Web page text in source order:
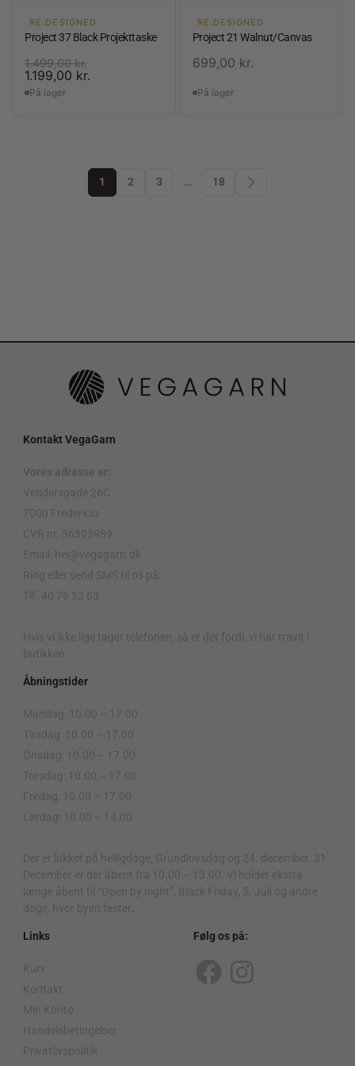
RE:DESIGNED
Project 37 Black Projekttaske
1.499,00kr.
1.199,00 kr.
På lager
RE:DESIGNED
Project 21 Walnut/Canvas
699,00 kr.
På lager
1 2 3 … 18
Kontakt VegaGarn
Vores adresse er:
Vendersgade 26C
7000 Fredericia
CVR nr. 36593989
Email: hej@vegagarn.dk
Ring eller send SMS til os på:
Tlf. 40 76 53 63
Hvis vi ikke lige tager telefonen, så er det fordi, vi har travlt i
butikken.
Åbningstider
Mandag: 10.00 – 17.00
Tirsdag: 10.00 – 17.00
Onsdag: 10.00 – 17.00
Torsdag: 10.00 – 17.00
Fredag: 10.00 – 17.00
Lørdag: 10.00 – 14.00
Der er lukket på helligdage, Grundlovsdag og 24. december. 31.
December er der åbent fra 10.00 – 13.00. Vi holder ekstra
længe åbent til “Open by night”, Black Friday, 5. Juli og andre
dage, hvor byen fester.
Links
Kurv
Kontakt
Min Konto
Handelsbetingelser
Privatlivspolitik
Følg os på:
F
I